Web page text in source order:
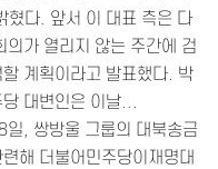
혔다. 앞서 이 대표 측은 다
의가 열리지 않는 주간에 검
계획이라고 발표했다. 박
당 대변인은 이날...
일, 쌍방울 그룹의 대북송금
해 더불어민주당이재명대